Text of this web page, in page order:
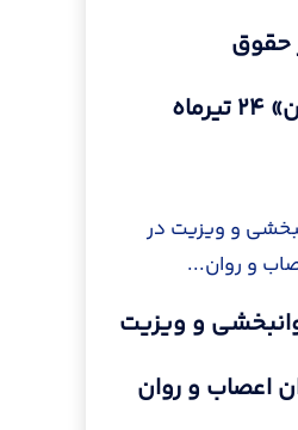
حقوق
و ویزیت در
و روان...
و ویزیت
اعصاب و روان